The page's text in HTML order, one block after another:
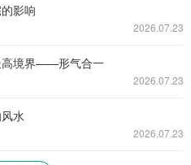
影响
2026.07.23
高境界——形气合一
2026.07.23
水
2026.07.23